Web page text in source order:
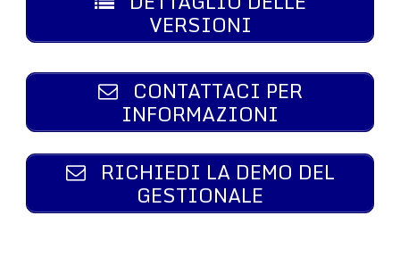
VERSIONI
CONTATTACI PER
INFORMAZIONI
RICHIEDI LA DEMO DEL
GESTIONALE